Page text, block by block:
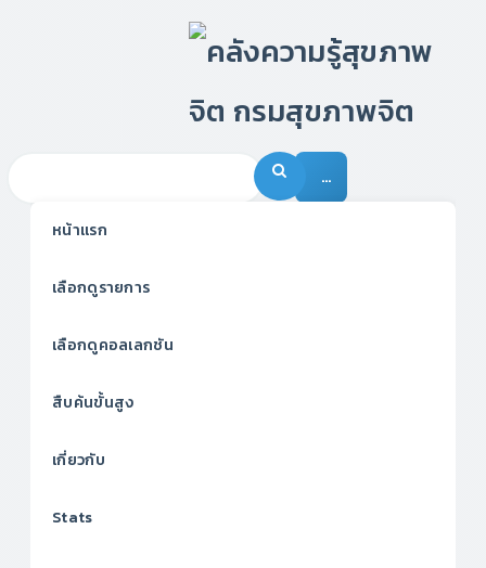
…
หน้าแรก
เลือกดูรายการ
เลือกดูคอลเลกชัน
สืบค้นขั้นสูง
เกี่ยวกับ
Stats